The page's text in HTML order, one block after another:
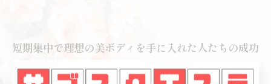
短期集中で理想の美ボディを手に入れた人たちの成功
事例